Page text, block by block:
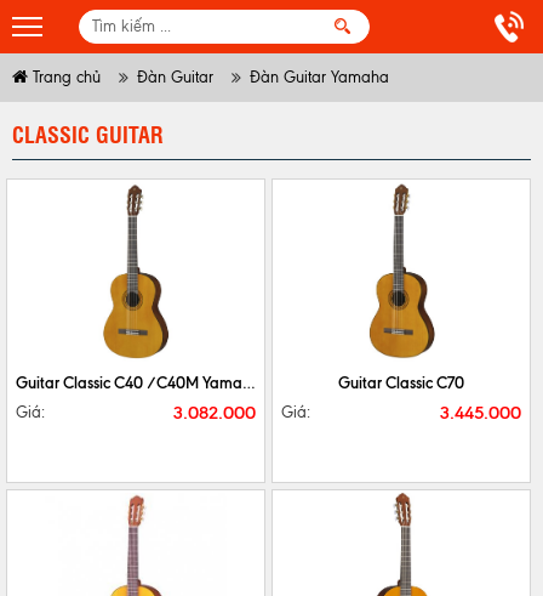
Trang chủ Đàn Guitar Đàn Guitar Yamaha
CLASSIC GUITAR
MUA NGAY
Guitar Classic C40 /C40M Yamaha
Giá: 3.082.000
MUA NGAY
Guitar Classic C70
Giá: 3.445.000